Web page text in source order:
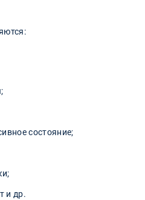
состояние;
и др.